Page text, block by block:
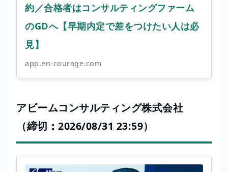
約／合格者はコンサルティングファーム
のGDへ【早期内定で差をつけたい人は必
見】
app.en-courage.com
アビームコンサルティング株式会社
（締切：2026/08/31 23:59）